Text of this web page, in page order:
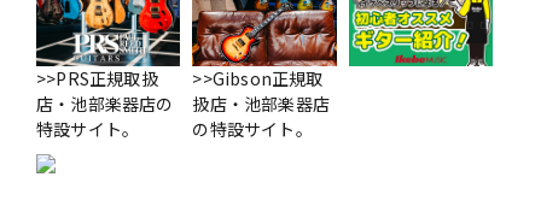
>>PRS正規取扱
店・池部楽器店の
特設サイト。
>>Gibson正規取
扱店・池部楽器店
の特設サイト。